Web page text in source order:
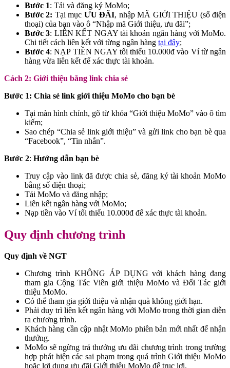
Bước 1: Tải và đăng ký MoMo;
Bước 2: Tại mục ƯU ĐÃI, nhập MÃ GIỚI THIỆU (số điện
thoại) của bạn vào ô “Nhập mã Giới thiệu, ưu đãi”;
Bước 3: LIÊN KẾT NGAY tài khoản ngân hàng với MoMo.
Chi tiết cách liên kết với từng ngân hàng tại đây;
Bước 4: NẠP TIỀN NGAY tối thiểu 10.000đ vào Ví từ ngân
hàng vừa liên kết để xác thực tài khoản.
Cách 2: Giới thiệu bằng link chia sẻ
Bước 1: Chia sẻ link giới thiệu MoMo cho bạn bè
Tại màn hình chính, gõ từ khóa “Giới thiệu MoMo” vào ô tìm
kiếm;
Sao chép “Chia sẻ link giới thiệu” và gửi link cho bạn bè qua
“Facebook”, “Tin nhắn”.
Bước 2: Hướng dẫn bạn bè
Truy cập vào link đã được chia sẻ, đăng ký tài khoản MoMo
bằng số điện thoại;
Tải MoMo và đăng nhập;
Liên kết ngân hàng với MoMo;
Nạp tiền vào Ví tối thiểu 10.000đ để xác thực tài khoản.
Quy định chương trình
Quy định về NGT
Chương trình KHÔNG ÁP DỤNG với khách hàng đang
tham gia Cộng Tác Viên giới thiệu MoMo và Đối Tác giới
thiệu MoMo.
Có thể tham gia giới thiệu và nhận quà không giới hạn.
Phải duy trì liên kết ngân hàng với MoMo trong thời gian diễn
ra chương trình.
Khách hàng cần cập nhật MoMo phiên bản mới nhất để nhận
thưởng.
MoMo sẽ ngừng trả thưởng ưu đãi chương trình trong trường
hợp phát hiện các sai phạm trong quá trình Giới thiệu MoMo
hoặc lợi dụng ưu đãi Giới thiệu MoMo để trục lợi.